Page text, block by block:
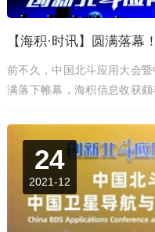
前不久，中国北斗应用大会
满落下帷幕，海积信息收获
台。
24
2021-12